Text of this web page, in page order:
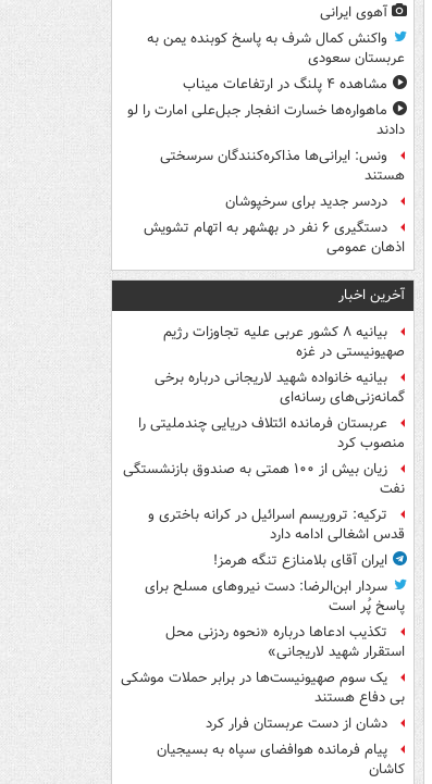
آهوی ایرانی
واکنش کمال شرف به پاسخ کوبنده یمن به
عربستان سعودی
مشاهده ۴ پلنگ در ارتفاعات میناب
ماهواره‌ها خسارت انفجار جبل‌علی امارت را لو
دادند
ونس: ایرانی‌ها مذاکره‌کنندگان سرسختی
هستند
دردسر جدید برای سرخپوشان
دستگیری ۶ نفر در بهشهر به اتهام تشویش
اذهان عمومی
آخرین اخبار
بیانیه ۸ کشور عربی علیه تجاوزات رژیم
صهیونیستی در غزه
بیانیه خانواده شهید لاریجانی درباره برخی
گمانه‌زنی‌های رسانه‌ای
عربستان فرمانده ائتلاف دریایی چندملیتی را
منصوب کرد
زیان بیش از ۱۰۰ همتی به صندوق‌ بازنشستگی
نفت
ترکیه: تروریسم اسرائیل در کرانه باختری و
قدس اشغالی ادامه دارد
ایران آقای بلامنازع تنگه هرمز!
سردار ابن‌الرضا: دست نیروهای مسلح برای
پاسخ پُر است
تکذیب ادعاها درباره «نحوه ردزنی محل
استقرار شهید لاریجانی»
یک‌ سوم صهیونیست‌ها در برابر حملات موشکی
بی دفاع هستند
دشان از دست عربستان فرار کرد
پیام فرمانده هوافضای سپاه به بسیجیان
کاشان